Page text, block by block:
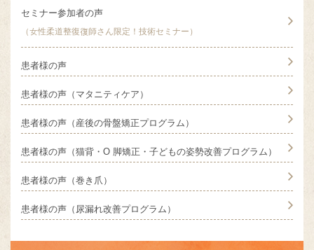
セミナー参加者の声
（女性柔道整復復師さん限定！技術セミナー）
患者様の声
患者様の声（マタニティケア）
患者様の声（産後の骨盤矯正プログラム）
患者様の声（猫背・O 脚矯正・子どもの姿勢改善プログラム）
患者様の声（巻き爪）
患者様の声（尿漏れ改善プログラム）